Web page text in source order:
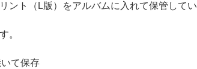
ント（L版）をアルバムに入れて保管してい
。
て保存